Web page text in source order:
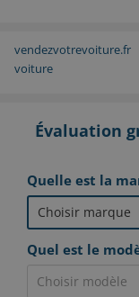
vendezvotrevoiture.fr
voiture
Évaluation
Quelle est la
Quel est le